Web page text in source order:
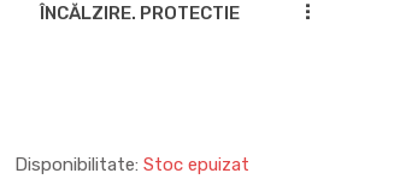
ÎNCĂLZIRE. PROTECTIE ...
Disponibilitate: Stoc epuizat